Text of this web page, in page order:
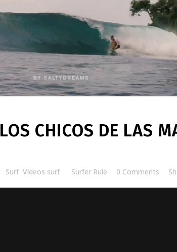
LOS CHICOS DE LAS
Surf Vídeos surf Surfer Rule 0 Comments